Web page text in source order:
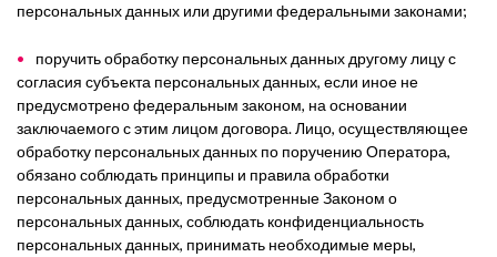
персональных данных или другими федеральными законами;
поручить обработку персональных данных другому лицу с
согласия субъекта персональных данных, если иное не
предусмотрено федеральным законом, на основании
заключаемого с этим лицом договора. Лицо, осуществляющее
обработку персональных данных по поручению Оператора,
обязано соблюдать принципы и правила обработки
персональных данных, предусмотренные Законом о
персональных данных, соблюдать конфиденциальность
персональных данных, принимать необходимые меры,